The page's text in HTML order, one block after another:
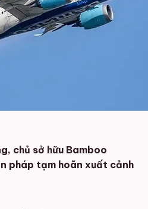
chủ sở hữu Bamboo
pháp tạm hoãn xuất cảnh